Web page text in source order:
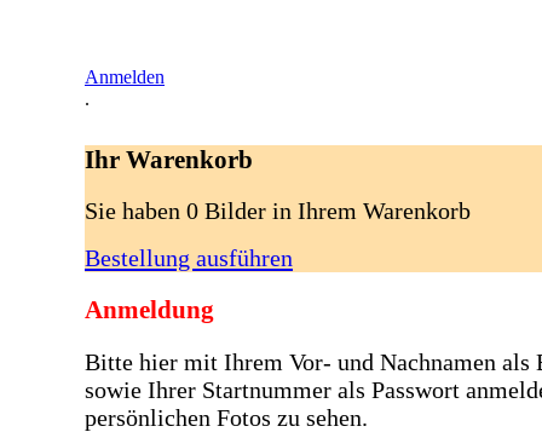
Anmelden
.
Ihr Warenkorb
Sie haben 0 Bilder in Ihrem Warenkorb
Bestellung ausführen
Anmeldung
Bitte hier mit Ihrem Vor- und Nachnamen als
sowie Ihrer Startnummer als Passwort
persönlichen Fotos zu sehen.